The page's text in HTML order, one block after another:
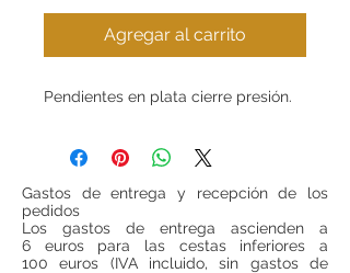
Agregar al carrito
Pendientes en plata cierre presión.
Gastos de entrega y recepción de los
pedidos
Los gastos de entrega ascienden a
6 euros para las cestas inferiores a
100 euros (IVA incluido, sin gastos de